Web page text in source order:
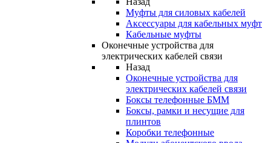
Муфты для силовых кабелей
Аксессуары для кабельных муфт
Кабельные муфты
Оконечные устройства для
электрических кабелей связи
Назад
Оконечные устройства для
электрических кабелей связи
Боксы телефонные БММ
Боксы, рамки и несущие для
плинтов
Коробки телефонные